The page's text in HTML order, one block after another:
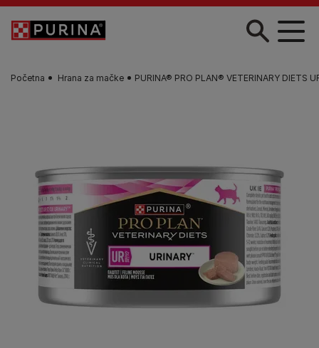
Skip to main content
Početna Hrana za mačke PURINA® PRO PLAN® VETERINARY DIETS